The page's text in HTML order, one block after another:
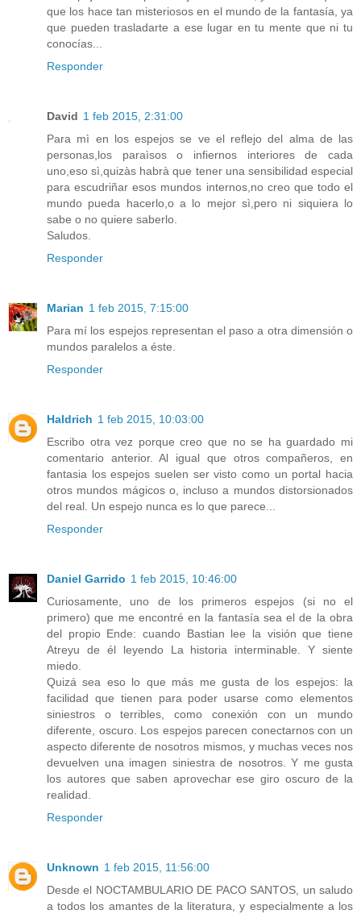
que los hace tan misteriosos en el mundo de la fantasía, ya
que pueden trasladarte a ese lugar en tu mente que ni tu
conocías...
Responder
David 1 feb 2015, 2:31:00
Para mì en los espejos se ve el reflejo del alma de las
personas,los paraìsos o infiernos interiores de cada
uno,eso sì,quizàs habrà que tener una sensibilidad especial
para escudriñar esos mundos internos,no creo que todo el
mundo pueda hacerlo,o a lo mejor sì,pero ni siquiera lo
sabe o no quiere saberlo.
Saludos.
Responder
Marian 1 feb 2015, 7:15:00
Para mí los espejos representan el paso a otra dimensión o
mundos paralelos a éste.
Responder
Haldrich 1 feb 2015, 10:03:00
Escribo otra vez porque creo que no se ha guardado mi
comentario anterior. Al igual que otros compañeros, en
fantasia los espejos suelen ser visto como un portal hacia
otros mundos mágicos o, incluso a mundos distorsionados
del real. Un espejo nunca es lo que parece...
Responder
Daniel Garrido 1 feb 2015, 10:46:00
Curiosamente, uno de los primeros espejos (si no el
primero) que me encontré en la fantasía sea el de la obra
del propio Ende: cuando Bastian lee la visión que tiene
Atreyu de él leyendo La historia interminable. Y siente
miedo.
Quizá sea eso lo que más me gusta de los espejos: la
facilidad que tienen para poder usarse como elementos
siniestros o terribles, como conexión con un mundo
diferente, oscuro. Los espejos parecen conectarnos con un
aspecto diferente de nosotros mismos, y muchas veces nos
devuelven una imagen siniestra de nosotros. Y me gusta
los autores que saben aprovechar ese giro oscuro de la
realidad.
Responder
Unknown 1 feb 2015, 11:56:00
Desde el NOCTAMBULARIO DE PACO SANTOS, un saludo
a todos los amantes de la literatura, y especialmente a los